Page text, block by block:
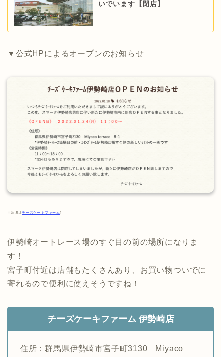
いでいます【閉店】
▼公式HPによるオープンのお知らせ
※出典:[チーズケーキファーム]
伊勢崎オートレース場のすぐ目の前の場所になりま
す！
宮子町付近は店舗もたくさんあり、お買い物ついでに
寄れるので便利に使えそうですね！
チーズケーキファーム 伊勢崎店
住所：群馬県伊勢崎市宮子町3130 Miyaco